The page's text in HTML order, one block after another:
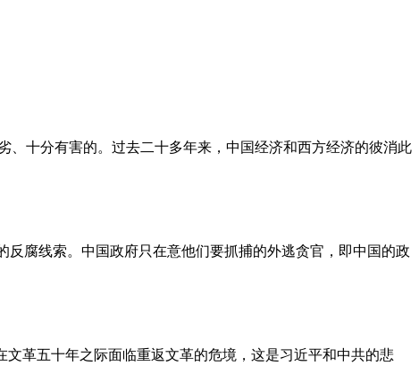
十分有害的。过去二十多年来，中国经济和西方经济的彼消此
腐线索。中国政府只在意他们要抓捕的外逃贪官，即中国的政
革五十年之际面临重返文革的危境，这是习近平和中共的悲